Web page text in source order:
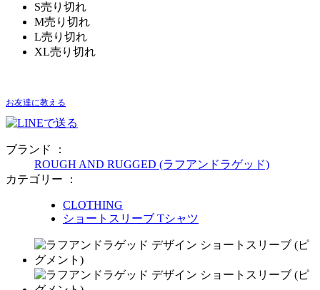
S売り切れ
M売り切れ
L売り切れ
XL売り切れ
お友達に教える
ブランド ：
ROUGH AND RUGGED (ラフアンドラゲッド)
カテゴリー ：
CLOTHING
ショートスリーブ Tシャツ